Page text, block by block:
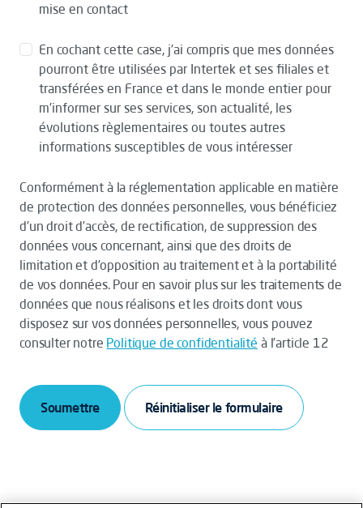
mise en contact
En cochant cette case, j’ai compris que mes données
pourront être utilisées par Intertek et ses filiales et
transférées en France et dans le monde entier pour
m’informer sur ses services, son actualité, les
évolutions règlementaires ou toutes autres
informations susceptibles de vous intéresser
Conformément à la réglementation applicable en matière
de protection des données personnelles, vous bénéficiez
d’un droit d’accès, de rectification, de suppression des
données vous concernant, ainsi que des droits de
limitation et d’opposition au traitement et à la portabilité
de vos données. Pour en savoir plus sur les traitements de
données que nous réalisons et les droits dont vous
disposez sur vos données personnelles, vous pouvez
consulter notre Politique de confidentialité à l’article 12
Soumettre